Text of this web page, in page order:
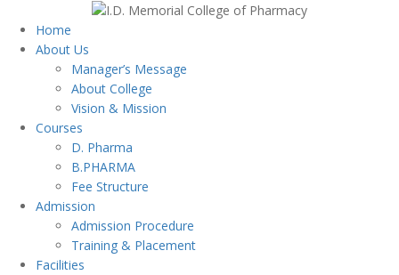
Home
About Us
Manager’s Message
About College
Vision & Mission
Courses
D. Pharma
B.PHARMA
Fee Structure
Admission
Admission Procedure
Training & Placement
Facilities